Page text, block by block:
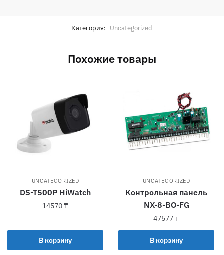
Категория: Uncategorized
Похожие товары
UNCATEGORIZED
DS-T500P HiWatch
14570₸
В корзину
UNCATEGORIZED
Контрольная панель
NX-8-BO-FG
47577₸
В корзину